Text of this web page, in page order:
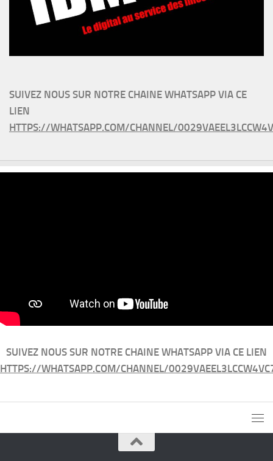
SUIVEZ NOUS SUR NOTRE CHAINE WHATSAPP VIA CE
LIEN
HTTPS://WHATSAPP.COM/CHANNEL/
SUIVEZ NOUS SUR NOTRE CHAINE WHATSAPP VIA CE LIEN
HTTPS://WHATSAPP.COM/CHANNEL/